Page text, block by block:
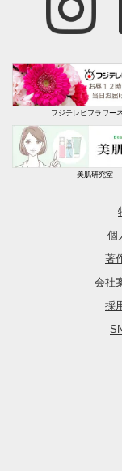
フジテレビフラワー
美肌研究室
個
著
会社
採